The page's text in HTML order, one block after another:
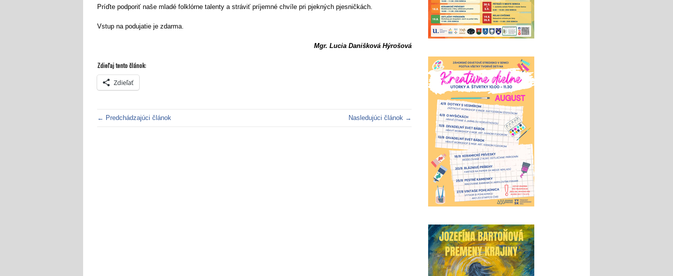
Príďte podporiť naše mladé folklórne talenty a stráviť príjemné chvíle pri pjekných pjesničkách.
Vstup na podujatie je zdarma.
Mgr. Lucia Danišková Hýrošová
Zdieľaj tento článok:
Zdieľať
← Predchádzajúci článok Nasledujúci článok →